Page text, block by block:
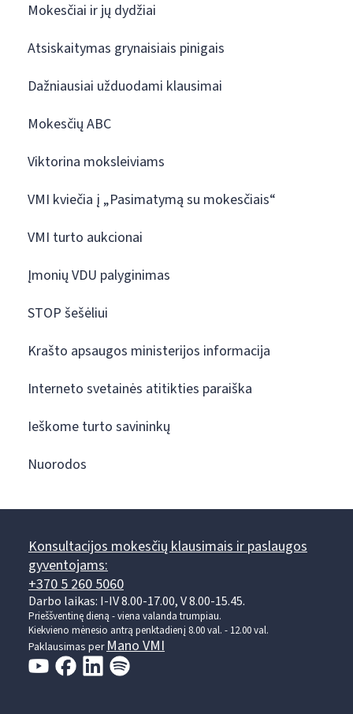
Mokesčiai ir jų dydžiai
Atsiskaitymas grynaisiais pinigais
Dažniausiai užduodami klausimai
Mokesčių ABC
Viktorina moksleiviams
VMI kviečia į „Pasimatymą su mokesčiais“
VMI turto aukcionai
Įmonių VDU palyginimas
STOP šešėliui
Krašto apsaugos ministerijos informacija
Interneto svetainės atitikties paraiška
Ieškome turto savininkų
Nuorodos
Konsultacijos mokesčių klausimais ir paslaugos
gyventojams:
+370 5 260 5060
Darbo laikas: I-IV 8.00-17.00, V 8.00-15.45.
Prieššventinę dieną - viena valanda trumpiau.
Kiekvieno mėnesio antrą penktadienį 8.00 val. - 12.00 val.
Paklausimas perMano VMI